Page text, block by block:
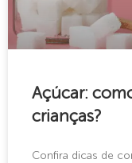
Açúcar:
crianças?
Confira dicas de